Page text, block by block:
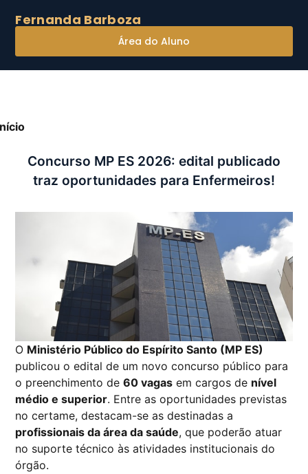
Fernanda Barboza
Área do Aluno
Concurso MP ES 2026: edital publicado
traz oportunidades para Enfermeiros!
O Ministério Público do Espírito Santo (MP ES)
publicou o edital de um novo concurso público para
o preenchimento de60 vagas em cargos de nível
médio e superior. Entre as oportunidades previstas
no certame, destacam-se as destinadas a
profissionais da área da saúde, que poderão atuar
no suporte técnico às atividades institucionais do
órgão.